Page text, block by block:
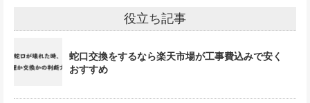
役立ち記事
蛇口交換をするなら楽天市場が工事費込みで安く
おすすめ